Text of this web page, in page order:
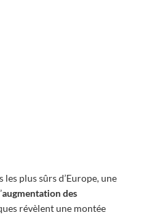
les plus sûrs d’Europe, une
augmentation des
révèlent une montée